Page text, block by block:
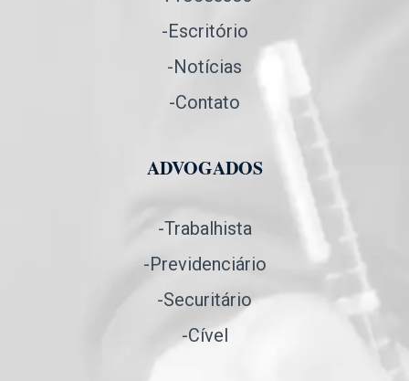
-Escritório
-Notícias
-Contato
ADVOGADOS
-Trabalhista
-Previdenciário
-Securitário
-Cível